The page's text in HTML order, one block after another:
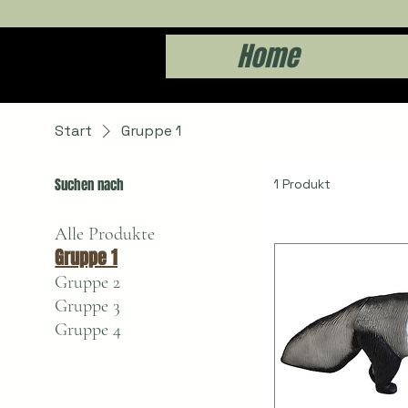
Home
Start Gruppe 1
Suchen nach
Alle Produkte
Gruppe 1
Gruppe 2
Gruppe 3
Gruppe 4
1 Produkt